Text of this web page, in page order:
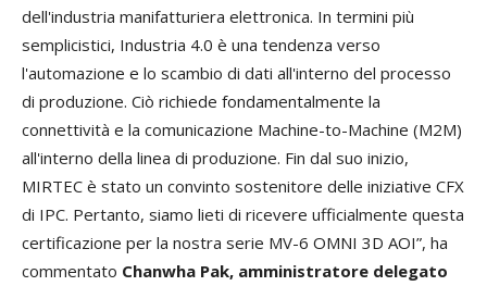
dell'industria manifatturiera elettronica. In termini più
semplicistici, Industria 4.0 è una tendenza verso
l'automazione e lo scambio di dati all'interno del processo
di produzione. Ciò richiede fondamentalmente la
connettività e la comunicazione Machine-to-Machine (M2M)
all'interno della linea di produzione. Fin dal suo inizio,
MIRTEC è stato un convinto sostenitore delle iniziative CFX
di IPC. Pertanto, siamo lieti di ricevere ufficialmente questa
certificazione per la nostra serie MV-6 OMNI 3D AOI”, ha
commentato Chanwha Pak, amministratore delegato